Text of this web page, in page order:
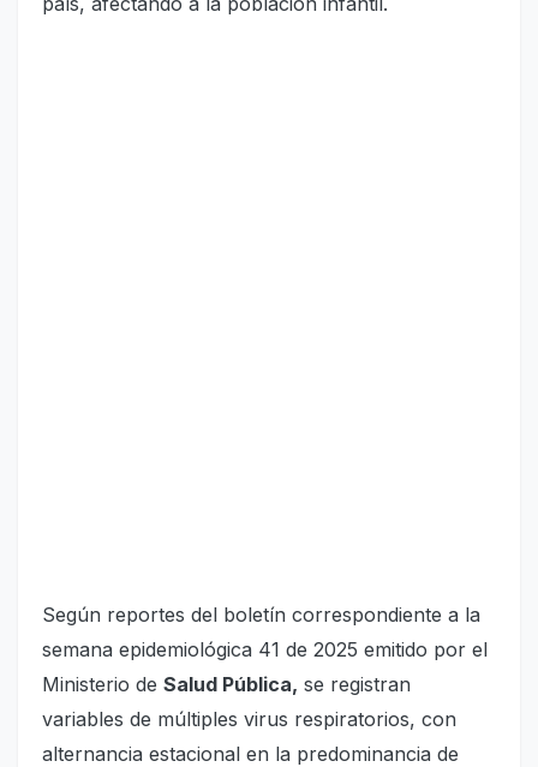
Según reportes del boletín correspondiente a la
semana epidemiológica 41 de 2025 emitido por el
Ministerio de Salud Pública, se registran
variables de múltiples virus respiratorios, con
alternancia estacional en la predominancia de